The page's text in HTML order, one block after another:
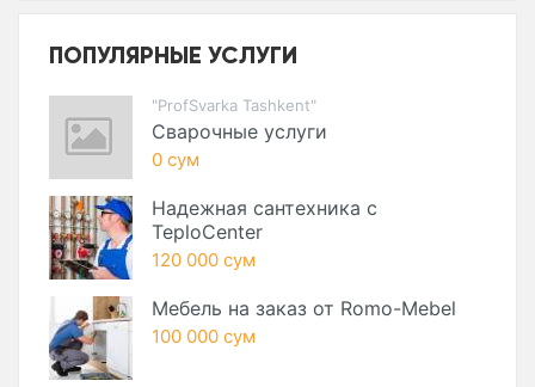
ПОПУЛЯРНЫЕ УСЛУГИ
"ProfSvarka Tashkent"
Сварочные услуги
0 сум
Надежная сантехника с
TeploCenter
120 000 сум
Мебель на заказ от Romo-Mebel
100 000 сум